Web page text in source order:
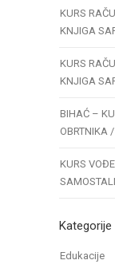
KURS
KNJIGA
KURS
KNJIGA
BIHAĆ –
OBRTNIKA
KURS
Kategorije
Edukacije